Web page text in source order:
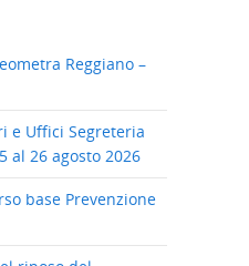
Reggiano –
e Uffici Segreteria
al 26 agosto 2026
base Prevenzione